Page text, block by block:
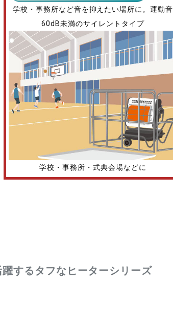
学校・事務所など音を抑えたい場所に。運動音
60dB未満のサイレントタイプ
学校・事務所・式典会場などに
するタフなヒーターシリーズ